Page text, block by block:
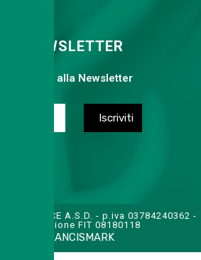
NEWSLETTER
iscriverti alla Newsletter
SAN FELICE A.S.D. - p.iva 03784240362 -
cod. affiliazione FIT 08180118
FRANCISMARK